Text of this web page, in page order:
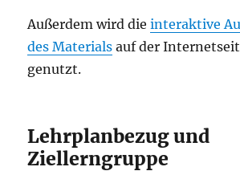
Außerdem wird dieinteraktive
des Materials auf der
genutzt.
Lehrplanbezug und
Ziellerngruppe